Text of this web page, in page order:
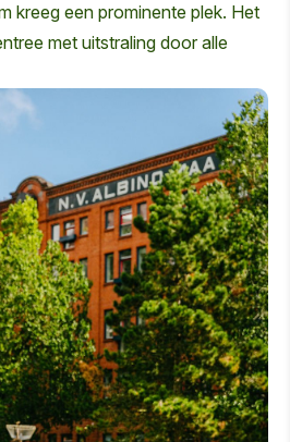
kreeg een prominente plek. Het
met uitstraling door alle